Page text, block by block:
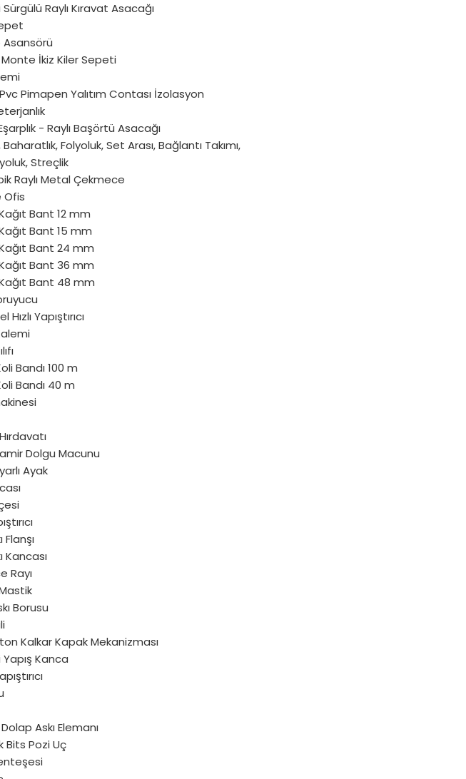
Raylı Kıravat Asacağı
İkiz Kiler Sepeti
Pimapen Yalıtım Contası İzolasyon
- Raylı Başörtü Asacağı
Baharatlık, Folyoluk, Set Arası, Bağlantı Takımı,
Streçlik
Raylı Metal Çekmece
Ofis
Bant 12 mm
Bant 15 mm
Bant 24 mm
Bant 36 mm
Bant 48 mm
Yapıştırıcı
Bandı 100 m
Bandı 40 m
Dolgu Macunu
Ayak
Flanşı
Kancası
Rayı
Borusu
Kalkar Kapak Mekanizması
Kanca
Askı Elemanı
Bits Pozi Uç